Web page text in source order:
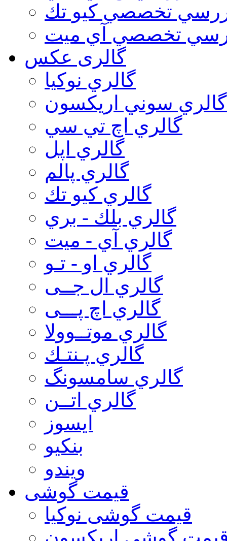
تخصصي كيو تك
تخصصي آي ميت
گالری عکس
گالري نوكيا
گالري سوني اريكسون
گالري اچ تي سي
گالري اپل
گالري پالم
گالري كيو تك
گالري بلك - بري
گالري آي - ميت
گالري او - تـو
گالري ال جــی
گالري اچ پـــی
گالري موتــوولا
گالري پـنتـك
گالري سامسونگ
گالري اتــن
ایسوز
بنکیو
ویندو
قیمت گوشی
قیمت گوشی نوكيا